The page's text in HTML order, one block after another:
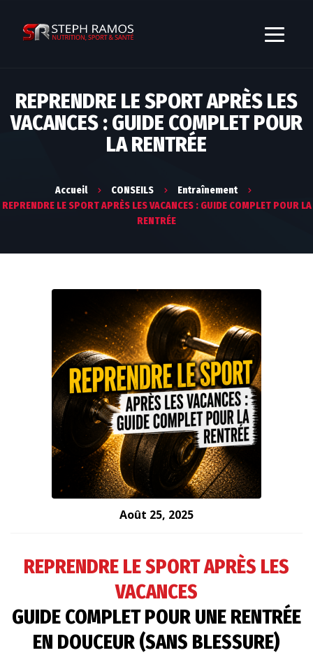
REPRENDRE LE SPORT APRÈS LES
VACANCES : GUIDE COMPLET POUR
LA RENTRÉE
Accueil CONSEILS
Entraînement
REPRENDRE LE SPORT APRÈS LES VACANCES : GUIDE COMPLET POUR LA
RENTRÉE
Août 25, 2025
REPRENDRE LE SPORT APRÈS LES
VACANCES
GUIDE COMPLET POUR UNE RENTRÉE
EN DOUCEUR (SANS BLESSURE)